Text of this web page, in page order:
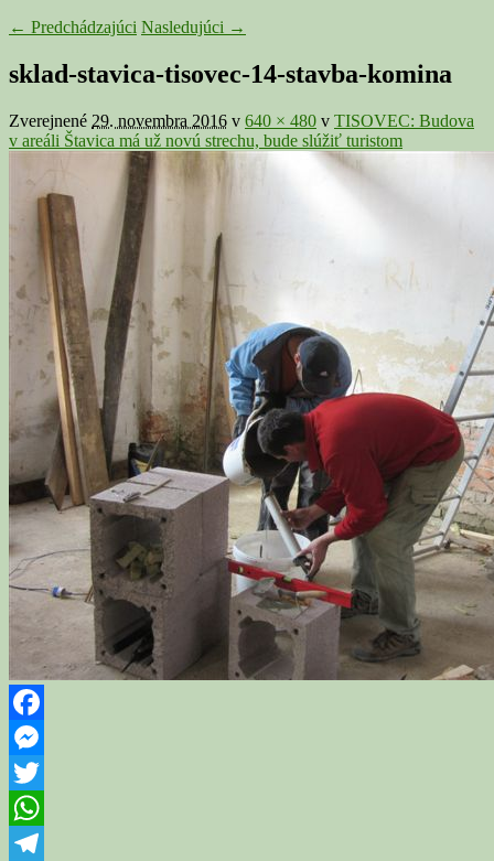
Navigácia
galérii
← Predchádzajúci Nasledujúci →
sklad-stavica-tisovec-14-stavba-komina
Zverejnené 29. novembra 2016 v 640 × 480 v TISOVEC: Budova
v areáli Štavica má už novú strechu, bude slúžiť turistom
Facebook
Messenger
Twitter
WhatsApp